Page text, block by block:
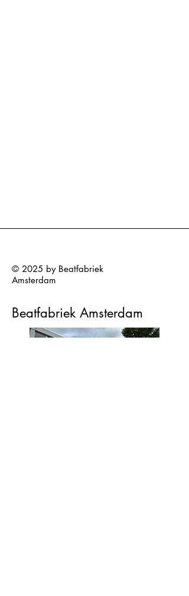
© 2025 by Beatfabriek
Amsterdam
Beatfabriek Amsterdam